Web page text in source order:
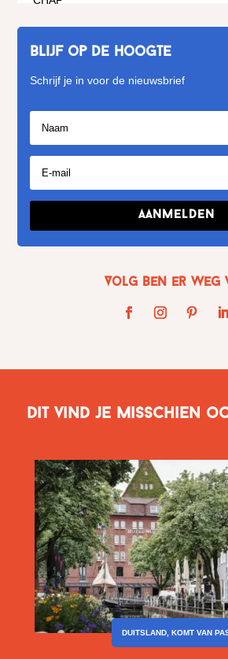
Blijf op de hoogte
Schrijf je in voor de nieuwsbrief
Aanmelden
Volg Ben er weg
Dit vind je misschien
DUITSLAND, KOMT VAN